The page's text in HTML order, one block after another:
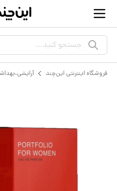
جستجو کنید...
فروشگاه اینترنتی این‌چند